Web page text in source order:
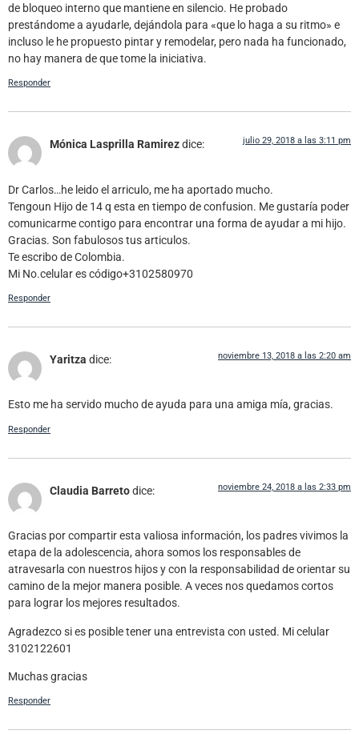
de bloqueo interno que mantiene en silencio. He probado
prestándome a ayudarle, dejándola para «que lo haga a su ritmo» e
incluso le he propuesto pintar y remodelar, pero nada ha funcionado,
no hay manera de que tome la iniciativa.
Responder
Mónica Lasprilla Ramirezdice: julio 29, 2018 a las 3:11 pm
Dr Carlos…he leido el arriculo, me ha aportado mucho.
Tengoun Hijo de 14 q esta en tiempo de confusion. Me gustaría poder
comunicarme contigo para encontrar una forma de ayudar a mi hijo.
Gracias. Son fabulosos tus articulos.
Te escribo de Colombia.
Mi No.celular es código+3102580970
Responder
Yaritza dice: noviembre 13, 2018 a las 2:20 am
Esto me ha servido mucho de ayuda para una amiga mía, gracias.
Responder
Claudia Barretodice: noviembre 24, 2018 a las 2:33 pm
Gracias por compartir esta valiosa información, los padres vivimos la
etapa de la adolescencia, ahora somos los responsables de
atravesarla con nuestros hijos y con la responsabilidad de orientar su
camino de la mejor manera posible. A veces nos quedamos cortos
para lograr los mejores resultados.
Agradezco si es posible tener una entrevista con usted. Mi celular
3102122601
Muchas gracias
Responder